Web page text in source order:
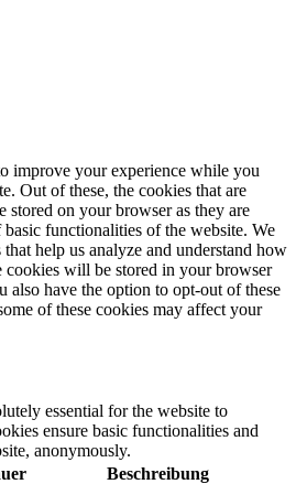
improve your experience while you
Out of these, the cookies that are
stored on your browser as they are
functionalities of the website. We
help us analyze and understand how
cookies will be stored in your browser
also have the option to opt-out of these
of these cookies may affect your
essential for the website to
ensure basic functionalities and
anonymously.
Beschreibung